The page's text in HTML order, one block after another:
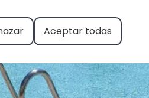
en la Costa
Aceptar todas